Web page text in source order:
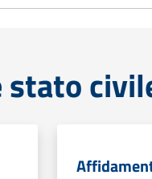
stato